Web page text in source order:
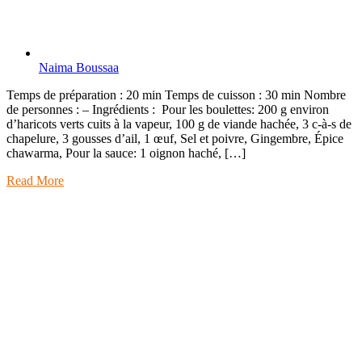
Naima Boussaa
Temps de préparation : 20 min Temps de cuisson : 30 min Nombre
de personnes : – Ingrédients : Pour les boulettes: 200 g environ
d’haricots verts cuits à la vapeur, 100 g de viande hachée, 3 c-à-s de
chapelure, 3 gousses d’ail, 1 œuf, Sel et poivre, Gingembre, Épice
chawarma, Pour la sauce: 1 oignon haché, […]
Read More